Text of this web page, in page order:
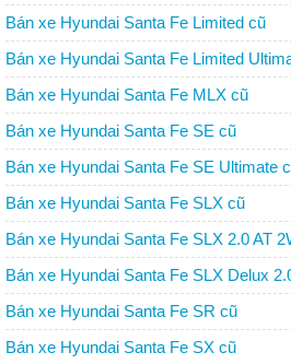
Bán xe Hyundai Santa Fe Limited cũ
Bán xe Hyundai Santa Fe Limited
Bán xe Hyundai Santa Fe MLX cũ
Bán xe Hyundai Santa Fe SE cũ
Bán xe Hyundai Santa Fe SE Ultimate
Bán xe Hyundai Santa Fe SLX cũ
Bán xe Hyundai Santa Fe SLX 2.0 AT
Bán xe Hyundai Santa Fe SLX Delux
Bán xe Hyundai Santa Fe SR cũ
Bán xe Hyundai Santa Fe SX cũ